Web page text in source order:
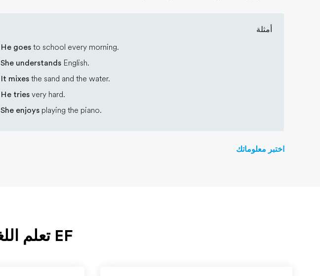
أمثلة
He goes to school every morning.
She understands English.
It mixes the sand and the water.
He tries very hard.
She enjoys playing the piano.
اختبر معلوماتك
EF تعلم اللغة الإنجليزية مع